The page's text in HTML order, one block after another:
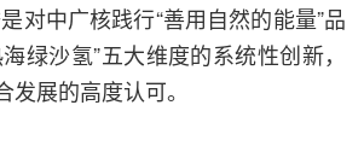
对中广核践行“善用自然的能量”品
绿沙氢”五大维度的系统性创新，
展的高度认可。